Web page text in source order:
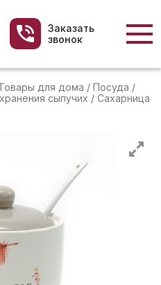
Заказать
звонок
для дома / Посуда /
сыпучих / Сахарница